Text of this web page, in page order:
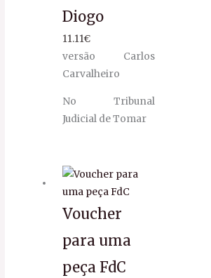
Diogo
11.11€
versão Carlos
Carvalheiro
No Tribunal
Judicial de Tomar
Voucher
para uma
peça FdC